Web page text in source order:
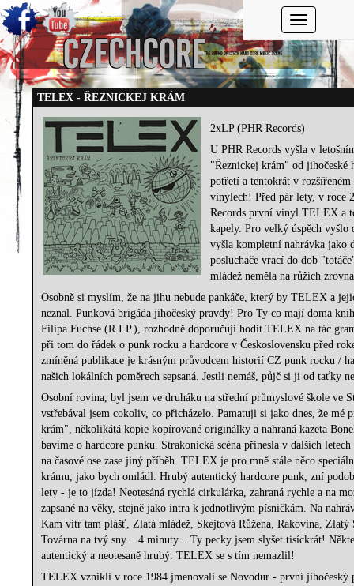
Toggle
TELEX - ŘEZNICKEJ KR​Á​M
2xLP (PHR Records)
U PHR Records vyšla v
"Řeznickej krám" od
potřetí a tentokrát v
vinylech! Před pár lety, v roce
Records první vinyl TELEX a
kapely. Pro velký úspěch vyšlo
vyšla kompletní nahrávka jako
posluchače vrací do dob
mládež neměla na růžích
Osobně si myslím, že na jihu nebude pankáče, který by TELEX a
neznal. Punková brigáda jihočeský pravdy! Pro Ty co mají doma
Filipa Fuchse (R.I.P.), rozhodně doporučuji hodit TELEX na tác
při tom do řádek o punk rocku a hardcore v Československu před
zmíněná publikace je krásným průvodcem historií CZ punk rocku /
našich lokálních poměrech sepsaná. Jestli nemáš, půjč si ji od taťky
Osobní rovina, byl jsem ve druháku na střední průmyslové škole ve
vstřebával jsem cokoliv, co přicházelo. Pamatuji si jako dnes, že
krám", několikátá kopie kopírované originálky a nahraná kazeta
bavíme o hardcore punku. Strakonická scéna přinesla v dalších
na časové ose zase jiný příběh. TELEX je pro mně stále něco
krámu, jako bych omládl. Hrubý autentický hardcore punk, zní
lety - je to jízda! Neotesáná rychlá cirkulárka, zahraná rychle a na
zapsané na věky, stejně jako intra k jednotlivým písničkám. Na
Kam vítr tam plášť, Zlatá mládež, Skejtová Růžena, Rakovina, Zlatý
Továrna na tvý sny... 4 minuty... Ty pecky jsem slyšet tisíckrát!
autentický a neotesaně hrubý. TELEX se s tím nemazlil!
TELEX vznikli v roce 1984 jmenovali se Novodur - první